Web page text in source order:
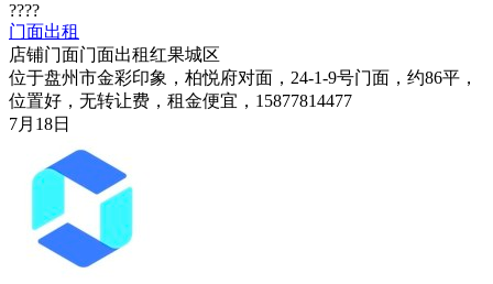
????
门面出租
店铺门面门面出租红果城区
位于盘州市金彩印象，柏悦府对面，24-1-9号门面，约86平，
位置好，无转让费，租金便宜，15877814477
7月18日